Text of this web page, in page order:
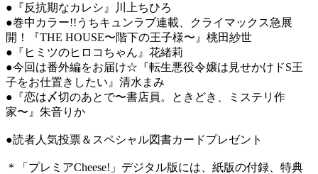
●『反抗期なカレシ』川上ちひろ
●巻中カラー!!うちキュンラブ連載、クライマックス急展
開！『THE HOUSE〜階下の王子様〜』桃田紗世
●『ヒミツのヒロコちゃん』花緒莉
●今回は番外編をお届け☆『転生悪役令嬢は見せかけドS王
子をお仕置きしたい』清水まみ
●『恋は〆切のあとで〜書店員。ときどき、ミステリ作
家〜』朱音りか
●読者人気投票＆スペシャル図書カードプレゼント
＊「プレミアCheese!」デジタル版には、紙版の付録、特典